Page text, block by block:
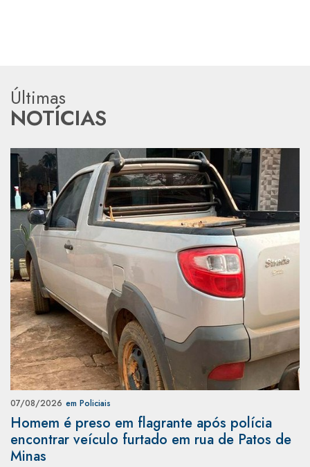
Últimas
NOTÍCIAS
07/08/2026 em Policiais
Homem é preso em flagrante após polícia
encontrar veículo furtado em rua de Patos de
Minas